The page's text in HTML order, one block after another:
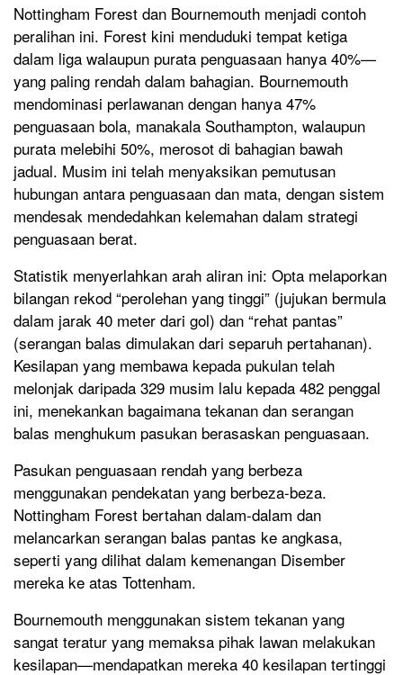
Nottingham Forest dan Bournemouth menjadi contoh
peralihan ini. Forest kini menduduki tempat ketiga
dalam liga walaupun purata penguasaan hanya 40%—
yang paling rendah dalam bahagian. Bournemouth
mendominasi perlawanan dengan hanya 47%
penguasaan bola, manakala Southampton, walaupun
purata melebihi 50%, merosot di bahagian bawah
jadual. Musim ini telah menyaksikan pemutusan
hubungan antara penguasaan dan mata, dengan sistem
mendesak mendedahkan kelemahan dalam strategi
penguasaan berat.
Statistik menyerlahkan arah aliran ini: Opta melaporkan
bilangan rekod “perolehan yang tinggi” (jujukan bermula
dalam jarak 40 meter dari gol) dan “rehat pantas”
(serangan balas dimulakan dari separuh pertahanan).
Kesilapan yang membawa kepada pukulan telah
melonjak daripada 329 musim lalu kepada 482 penggal
ini, menekankan bagaimana tekanan dan serangan
balas menghukum pasukan berasaskan penguasaan.
Pasukan penguasaan rendah yang berbeza
menggunakan pendekatan yang berbeza-beza.
Nottingham Forest bertahan dalam-dalam dan
melancarkan serangan balas pantas ke angkasa,
seperti yang dilihat dalam kemenangan Disember
mereka ke atas Tottenham.
Bournemouth menggunakan sistem tekanan yang
sangat teratur yang memaksa pihak lawan melakukan
kesilapan—mendapatkan mereka 40 kesilapan tertinggi